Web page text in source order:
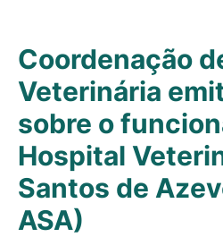
Coordenação
Veterinária
sobre o
Hospital
Santos de
ASA)